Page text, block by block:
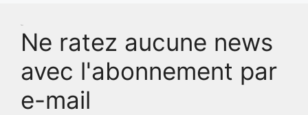
Ne ratez aucune news
avec l'abonnement par
e-mail